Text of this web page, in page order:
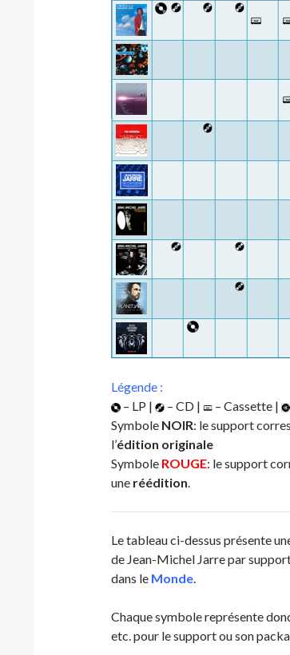
Légende :
– LP |
– CD | – Cassette |
Symbole NOIR: le support
l’édition originale
Symbole ROUGE: le support
une réédition.
Le tableau ci-dessus présente
de Jean-Michel Jarre par
dans le Monde.
Chaque symbole représente
etc. pour le support ou son